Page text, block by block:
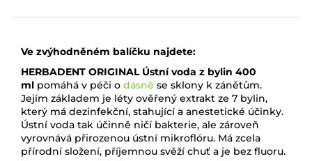
Ve zvýhodněném balíčku najdete:
HERBADENT ORIGINAL Ústní voda z bylin 400
ml pomáhá v péči o dásně se sklony k zánětům.
Jejím základem je léty ověřený extrakt ze 7 bylin,
který má dezinfekční, stahující a anestetické účinky.
Ústní voda tak účinně ničí bakterie, ale zároveň
vyrovnává přirozenou ústní mikroflóru. Má zcela
přírodní složení, příjemnou svěží chuť a je bez fluoru.